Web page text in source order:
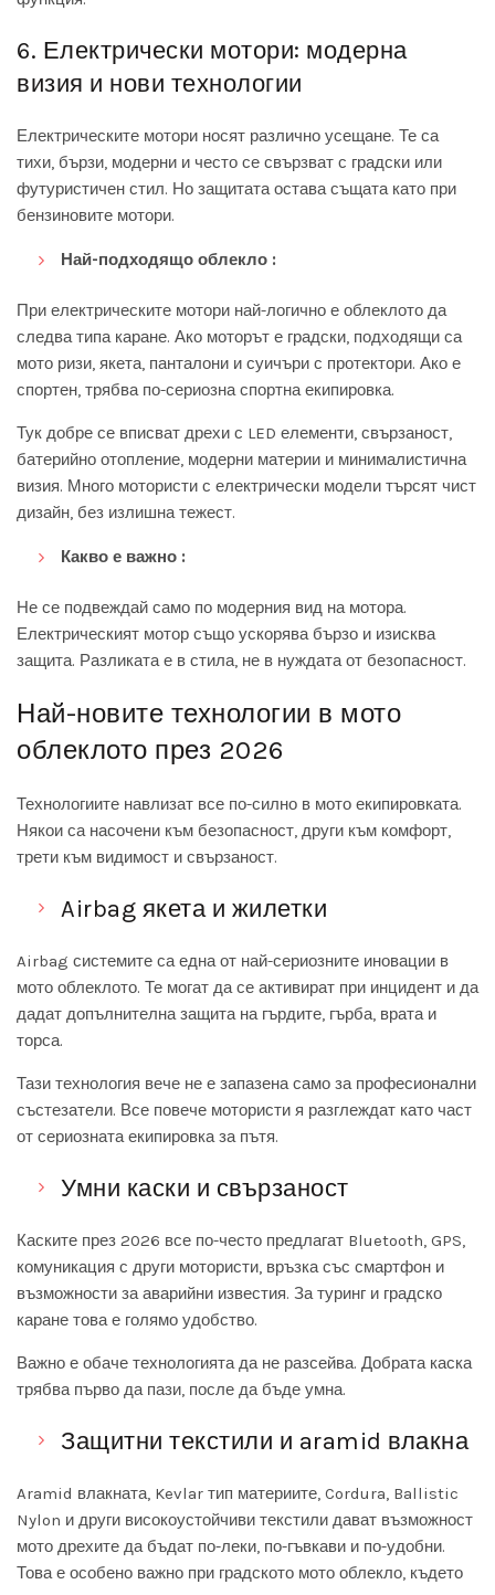
6. Електрически мотори: модерна
визия и нови технологии
Електрическите мотори носят различно усещане. Те са
тихи, бързи, модерни и често се свързват с градски или
футуристичен стил. Но защитата остава същата като при
бензиновите мотори.
Най-подходящо облекло :
При електрическите мотори най-логично е облеклото да
следва типа каране. Ако моторът е градски, подходящи са
мото ризи, якета, панталони и суичъри с протектори. Ако е
спортен, трябва по-сериозна спортна екипировка.
Тук добре се вписват дрехи с LED елементи, свързаност,
батерийно отопление, модерни материи и минималистична
визия. Много мотористи с електрически модели търсят чист
дизайн, без излишна тежест.
Какво е важно :
Не се подвеждай само по модерния вид на мотора.
Електрическият мотор също ускорява бързо и изисква
защита. Разликата е в стила, не в нуждата от безопасност.
Най-новите технологии в мото
облеклото през 2026
Технологиите навлизат все по-силно в мото екипировката.
Някои са насочени към безопасност, други към комфорт,
трети към видимост и свързаност.
Airbag якета и жилетки
Airbag системите са една от най-сериозните иновации в
мото облеклото. Те могат да се активират при инцидент и да
дадат допълнителна защита на гърдите, гърба, врата и
торса.
Тази технология вече не е запазена само за професионални
състезатели. Все повече мотористи я разглеждат като част
от сериозната екипировка за пътя.
Умни каски и свързаност
Каските през 2026 все по-често предлагат Bluetooth, GPS,
комуникация с други мотористи, връзка със смартфон и
възможности за аварийни известия. За туринг и градско
каране това е голямо удобство.
Важно е обаче технологията да не разсейва. Добрата каска
трябва първо да пази, после да бъде умна.
Защитни текстили и aramid влакна
Aramid влакната, Kevlar тип материите, Cordura, Ballistic
Nylon и други високоустойчиви текстили дават възможност
мото дрехите да бъдат по-леки, по-гъвкави и по-удобни.
Това е особено важно при градското мото облекло, където